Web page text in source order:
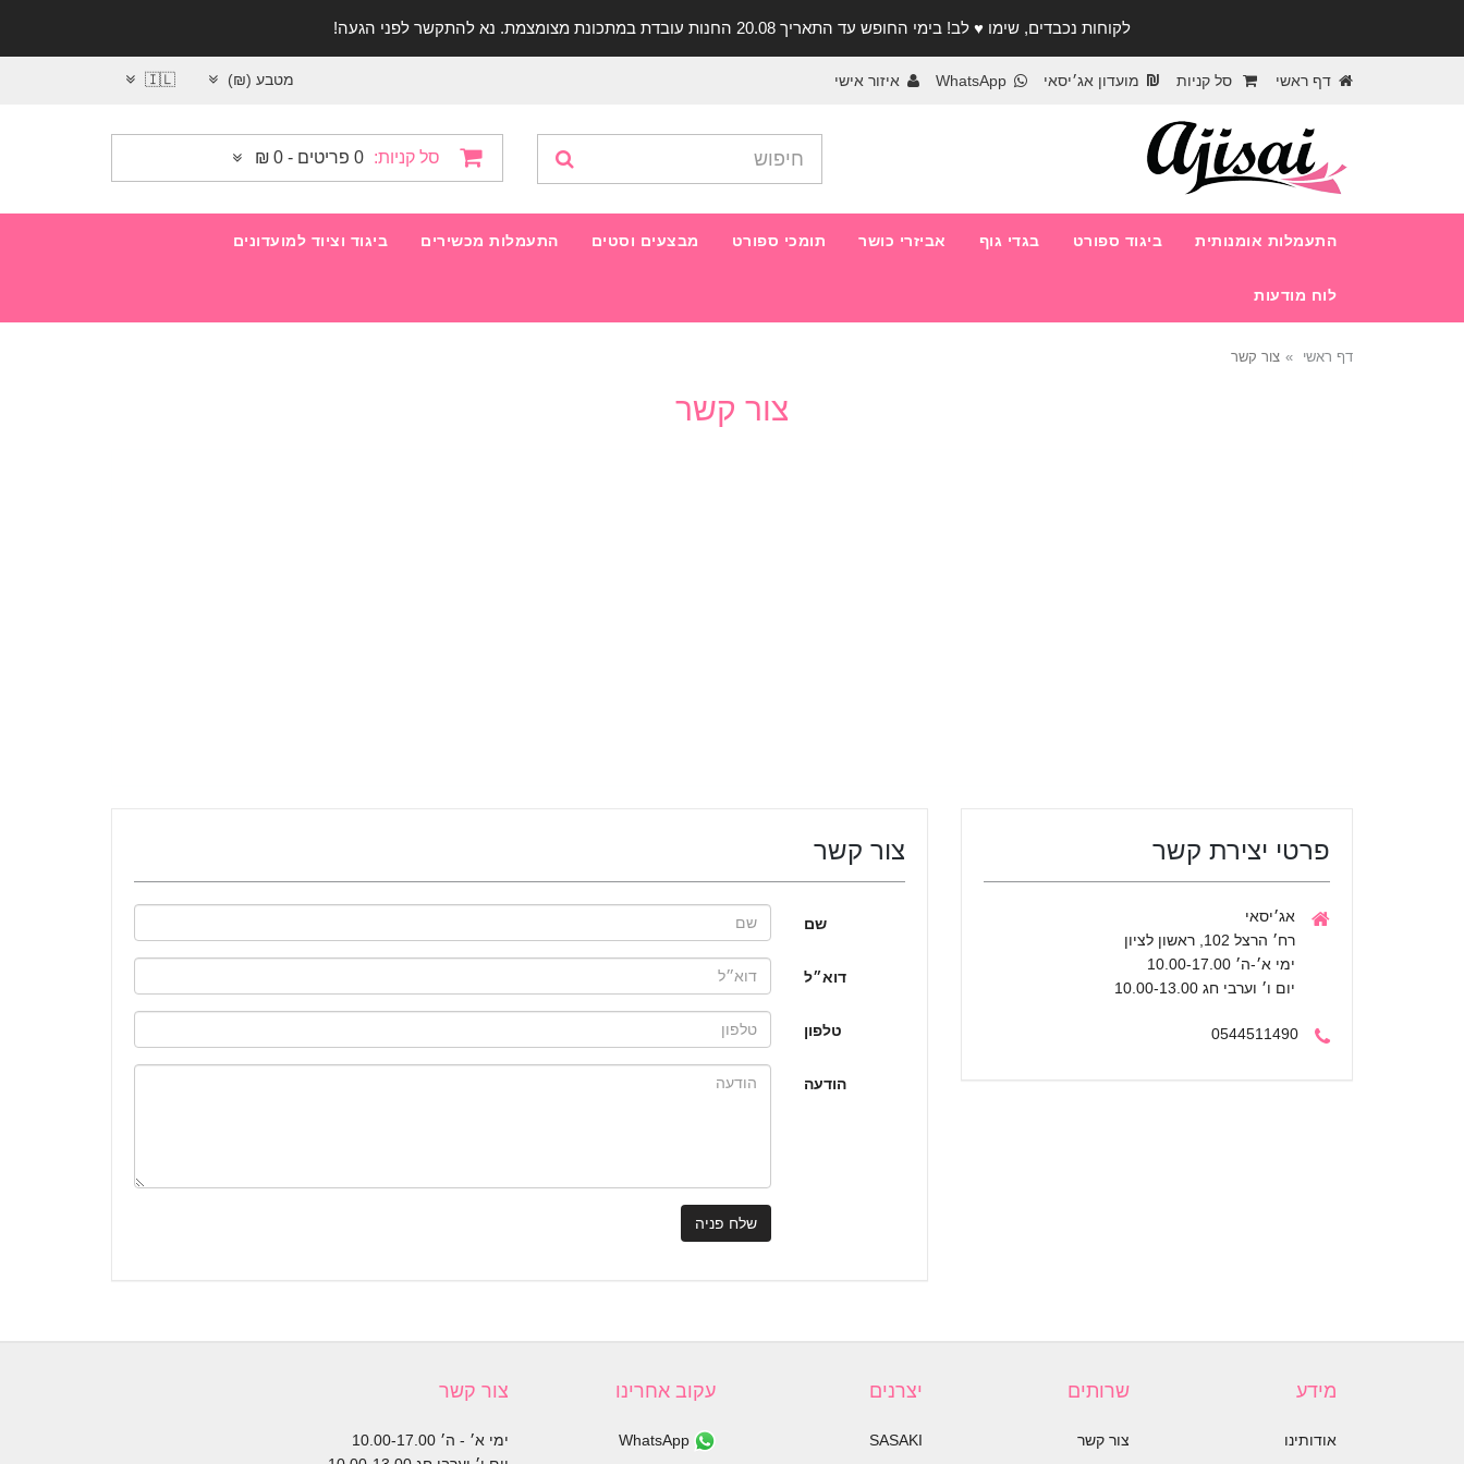
לקוחות נכבדים, שימו ♥️ לב! בימי החופש עד התאריך 20.08 החנות עובדת במתכונת מצומצמת. נא להתקשר לפני הגעה!
דף ראשי סל קניות מועדון אג׳יסאי WhatsApp איזור אישי מטבע (₪) 🇮🇱
סל קניות: 0 פריטים - 0 ₪
התעמלות אומנותית ביגוד ספורט בגדי גוף אביזרי כושר תומכי ספורט מבצעים וסטים התעמלות מכשירים ביגוד וציוד למועדונים
לוח מודעות
דף ראשי צור קשר
צור קשר
פרטי יצירת קשר
אג׳יסאי
רח׳ הרצל 102, ראשון לציון
ימי א׳-ה׳ 10.00-17.00
יום ו׳ וערבי חג 10.00-13.00
0544511490
צור קשר
שם
דוא״ל
טלפון
הודעה
שלח פניה
מידע
אודותינו
שרותים
צור קשר
יצרנים
SASAKI
עקוב אחרינו צור קשר
ימי א׳ - ה׳ 10.00-17.00